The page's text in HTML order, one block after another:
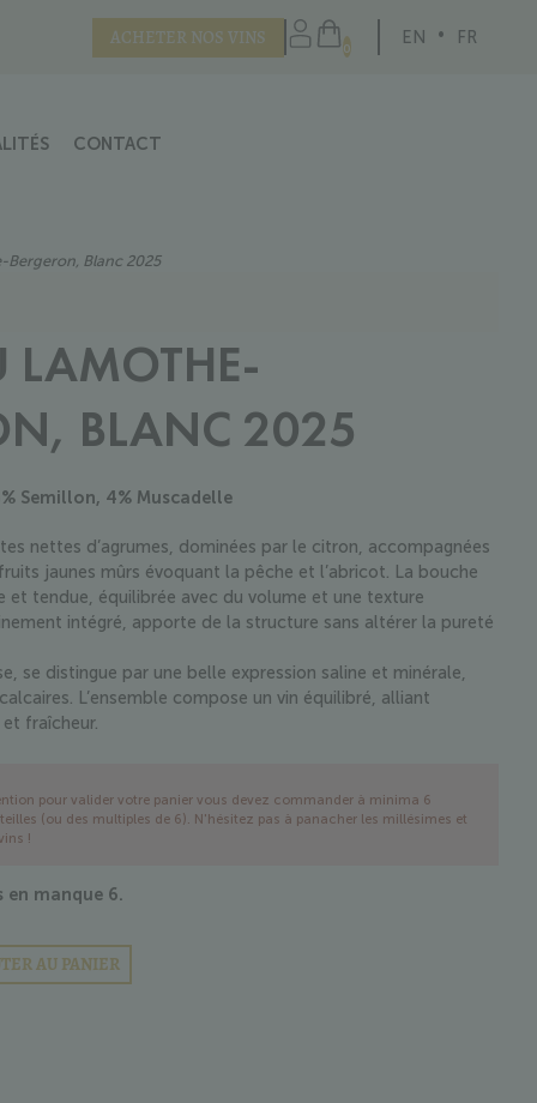
ACHETER NOS VINS 0 EN FR
CONTACT
Blanc 2025
LAMOTHE-
BLANC 2025
Semillon, 4% Muscadelle
nettes d’agrumes, dominées par le citron, accompagnées
jaunes mûrs évoquant la pêche et l’abricot. La bouche
et tendue, équilibrée avec du volume et une texture
intégré, apporte de la structure sans altérer la pureté
se distingue par une belle expression saline et minérale,
L’ensemble compose un vin équilibré, alliant
fraîcheur.
pour valider votre panier vous devez commander à minima 6
(ou des multiples de 6). N'hésitez pas à panacher les millésimes et
!
en manque 6.
AU PANIER